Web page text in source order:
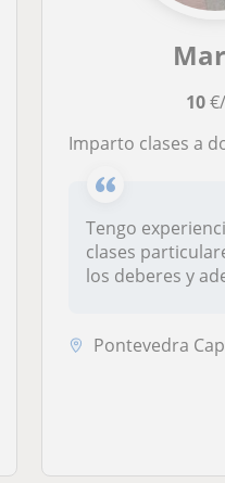
10
Imparto clases a domicilio o en grupo
Tengo
clases
los deberes y
Pontevedra